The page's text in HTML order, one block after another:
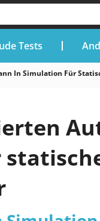
Tests
In Simulation Für